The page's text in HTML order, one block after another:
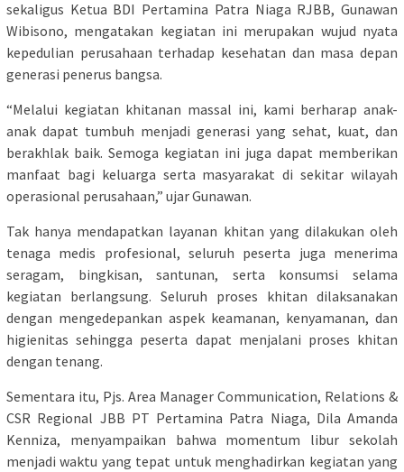
sekaligus Ketua BDI Pertamina Patra Niaga RJBB, Gunawan
Wibisono, mengatakan kegiatan ini merupakan wujud nyata
kepedulian perusahaan terhadap kesehatan dan masa depan
generasi penerus bangsa.
“Melalui kegiatan khitanan massal ini, kami berharap anak-
anak dapat tumbuh menjadi generasi yang sehat, kuat, dan
berakhlak baik. Semoga kegiatan ini juga dapat memberikan
manfaat bagi keluarga serta masyarakat di sekitar wilayah
operasional perusahaan,” ujar Gunawan.
Tak hanya mendapatkan layanan khitan yang dilakukan oleh
tenaga medis profesional, seluruh peserta juga menerima
seragam, bingkisan, santunan, serta konsumsi selama
kegiatan berlangsung. Seluruh proses khitan dilaksanakan
dengan mengedepankan aspek keamanan, kenyamanan, dan
higienitas sehingga peserta dapat menjalani proses khitan
dengan tenang.
Sementara itu, Pjs. Area Manager Communication, Relations &
CSR Regional JBB PT Pertamina Patra Niaga, Dila Amanda
Kenniza, menyampaikan bahwa momentum libur sekolah
menjadi waktu yang tepat untuk menghadirkan kegiatan yang